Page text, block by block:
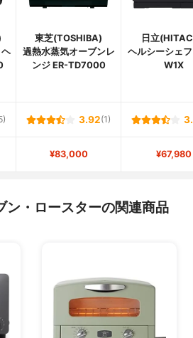
東芝(TOSHIBA)
過熱水蒸気オーブンレ
ンジ ER-TD7000
日立
ヘルシーシェ
W1X
3.92(1)
¥83,000 ¥67,980
ン・ロースターの関連商品